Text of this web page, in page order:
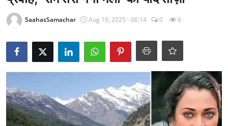
राजनीति
Epaper
लाइफस्टाइल
SaahasSamachar Aug 10, 2025 - 06:14 0 6